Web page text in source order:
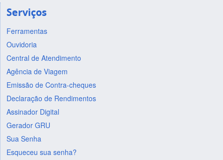
Serviços
Ferramentas
Ouvidoria
Central de Atendimento
Agência de Viagem
Emissão de Contra-cheques
Declaração de Rendimentos
Assinador Digital
Gerador GRU
Sua Senha
Esqueceu sua senha?